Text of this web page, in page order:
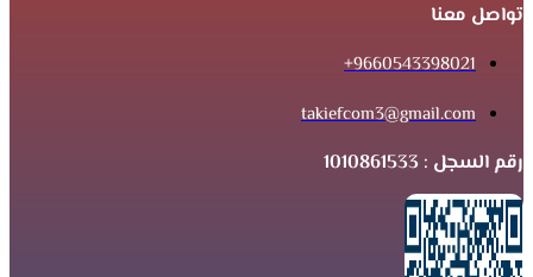
تواصل معنا
9660543398021+
takiefcom3@gmail.com
رقم السجل : 1010861533